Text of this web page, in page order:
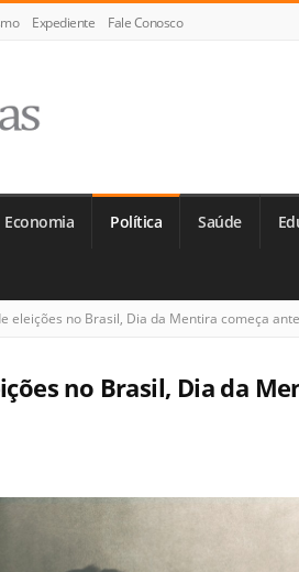
Expediente Fale Conosco
Economia Política Saúde
eleições no Brasil, Dia da Mentira começa
no Brasil, Dia da